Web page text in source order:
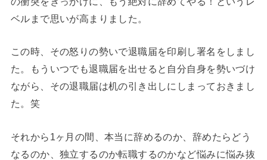
ベルまで思いが高まりました。
この時、その怒りの勢いで退職届を印刷し署名をしまし
た。もういつでも退職届を出せると自分自身を勢いづけ
ながら、その退職届は机の引き出しにしまっておきまし
た。笑
それから1ヶ月の間、本当に辞めるのか、辞めたらどう
なるのか、独立するのか転職するのかなど悩みに悩み抜